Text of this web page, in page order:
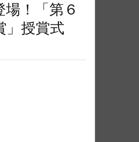
！「第６
」授賞式